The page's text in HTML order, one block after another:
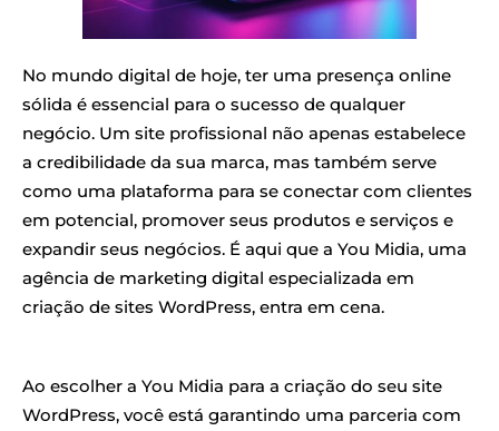
No mundo digital de hoje, ter uma presença online
sólida é essencial para o sucesso de qualquer
negócio. Um site profissional não apenas estabelece
a credibilidade da sua marca, mas também serve
como uma plataforma para se conectar com clientes
em potencial, promover seus produtos e serviços e
expandir seus negócios. É aqui que a You Midia, uma
agência de marketing digital especializada em
criação de sites WordPress, entra em cena.
Ao escolher a You Midia para a criação do seu site
WordPress, você está garantindo uma parceria com